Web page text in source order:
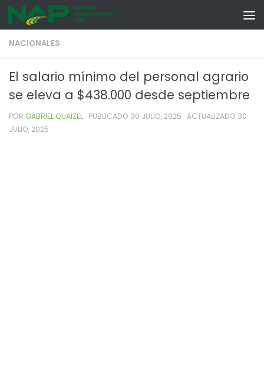
Skip to content
NACIONALES
El salario mínimo del personal agrario
se eleva a $438.000 desde septiembre
POR GABRIEL QUAIZEL · PUBLICADO 30 JULIO, 2025 · ACTUALIZADO 30
JULIO, 2025